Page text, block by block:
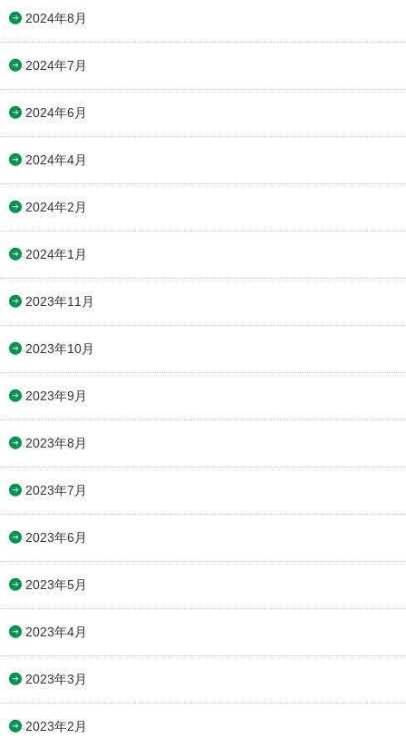
2024年8月
2024年7月
2024年6月
2024年4月
2024年2月
2024年1月
2023年11月
2023年10月
2023年9月
2023年8月
2023年7月
2023年6月
2023年5月
2023年4月
2023年3月
2023年2月